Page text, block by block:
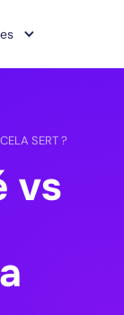
SERT ?
vs